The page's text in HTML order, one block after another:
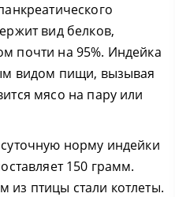
вид белков,
почти на 95%. Индейка
видом пищи, вызывая
мясо на пару или
норму индейки
150 грамм.
птицы стали котлеты.